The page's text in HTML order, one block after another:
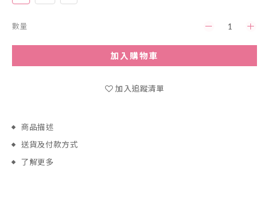
數量
加入購物車
加入追蹤清單
商品描述
送貨及付款方式
了解更多